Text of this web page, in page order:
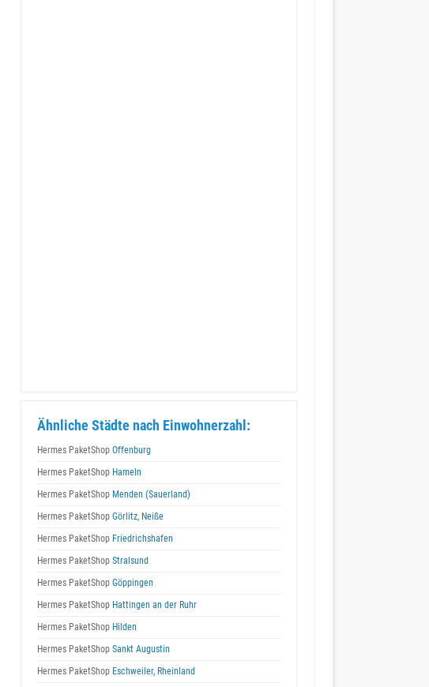
Ähnliche Städte nach Einwohnerzahl:
Hermes PaketShop Offenburg
Hermes PaketShop Hameln
Hermes PaketShop Menden (Sauerland)
Hermes PaketShop Görlitz, Neiße
Hermes PaketShop Friedrichshafen
Hermes PaketShop Stralsund
Hermes PaketShop Göppingen
Hermes PaketShop Hattingen an der Ruhr
Hermes PaketShop Hilden
Hermes PaketShop Sankt Augustin
Hermes PaketShop Eschweiler, Rheinland